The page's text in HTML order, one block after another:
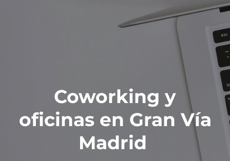
Coworking y
oficinas en Gran Vía
Madrid